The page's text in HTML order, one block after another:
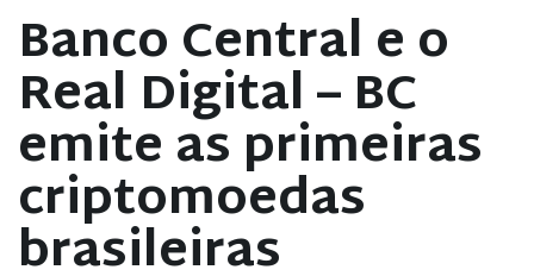
Banco Central e o
Real Digital – BC
emite as primeiras
criptomoedas
brasileiras